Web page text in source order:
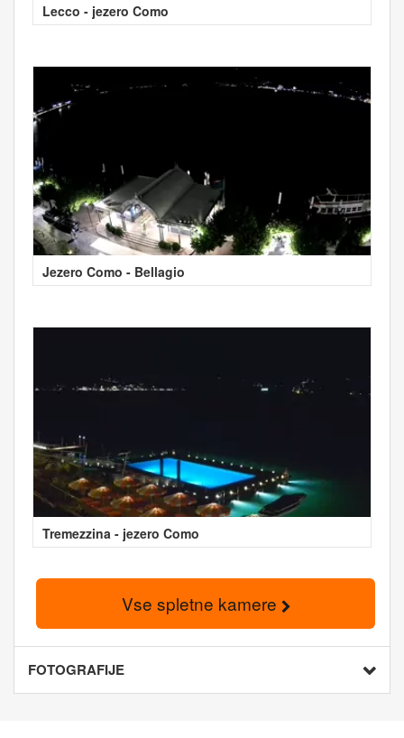
Lecco - jezero Como
Jezero Como - Bellagio
Tremezzina - jezero Como
Vse spletne kamere
FOTOGRAFIJE